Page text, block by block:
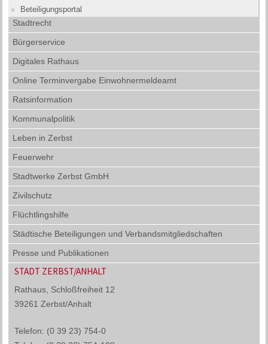
Beteiligungsportal
Stadtrecht
Bürgerservice
Digitales Rathaus
Online Terminvergabe Einwohnermeldeamt
Ratsinformation
Kommunalpolitik
Leben in Zerbst
Feuerwehr
Stadtwerke Zerbst GmbH
Zivilschutz
Flüchtlingshilfe
Städtische Beteiligungen und Verbandsmitgliedschaften
Presse und Publikationen
STADT ZERBST/ANHALT
Rathaus, Schloßfreiheit 12
39261 Zerbst/Anhalt
Telefon: (0 39 23) 754-0